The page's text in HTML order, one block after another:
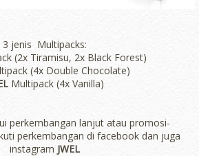
3 jenis Multipacks:
(2x Tiramisu, 2x Black Forest)
(4x Double Chocolate)
Multipack (4x Vanilla)
perkembangan lanjut atau promosi-
perkembangan di facebook dan juga
instagram JWEL